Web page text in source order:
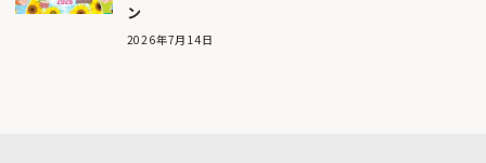
ン
2026年7月14日